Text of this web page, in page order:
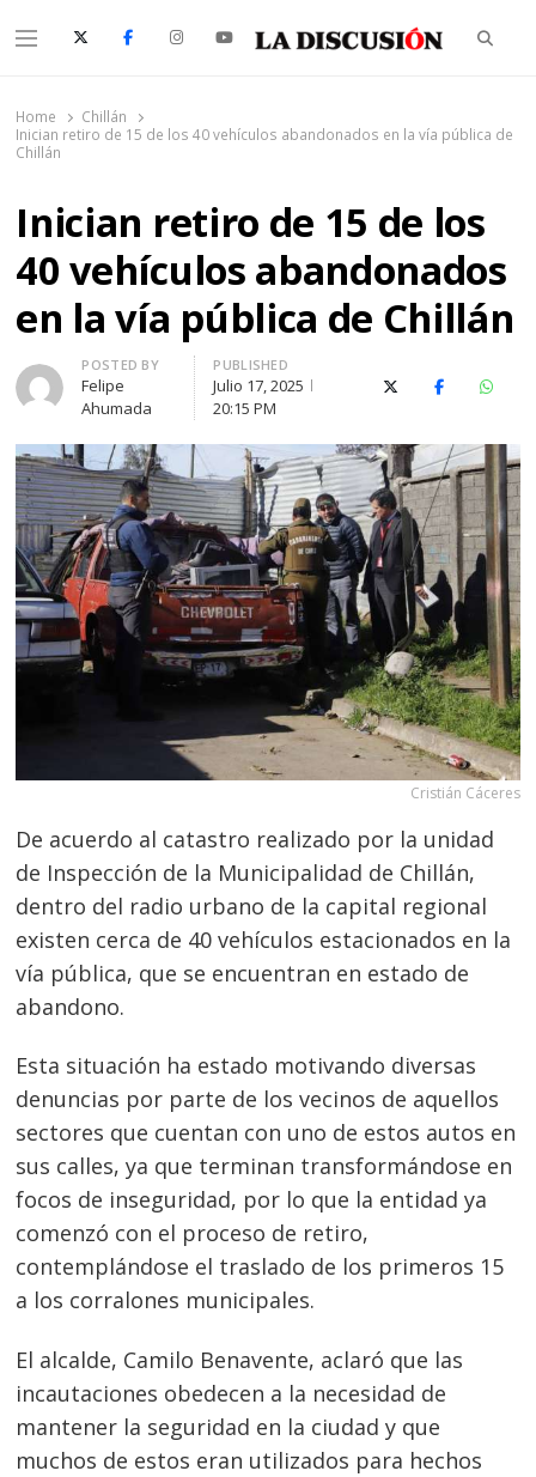
Menu
Home
Chillán
Inician retiro de 15 de los 40 vehículos abandonados en la vía pública de
Chillán
Inician retiro de 15 de los
40 vehículos abandonados
en la vía pública de Chillán
Author
POSTED BY
Felipe
Ahumada
PUBLISHED
Julio 17, 2025
20:15 PM
X (Twitter)Facebook
Cristián Cáceres
De acuerdo al catastro realizado por la unidad
de Inspección de la Municipalidad de Chillán,
dentro del radio urbano de la capital regional
existen cerca de 40 vehículos estacionados en la
vía pública, que se encuentran en estado de
abandono.
Esta situación ha estado motivando diversas
denuncias por parte de los vecinos de aquellos
sectores que cuentan con uno de estos autos en
sus calles, ya que terminan transformándose en
focos de inseguridad, por lo que la entidad ya
comenzó con el proceso de retiro,
contemplándose el traslado de los primeros 15
a los corralones municipales.
El alcalde, Camilo Benavente, aclaró que las
incautaciones obedecen a la necesidad de
mantener la seguridad en la ciudad y que
muchos de estos eran utilizados para hechos